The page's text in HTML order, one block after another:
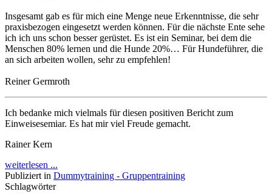
Insgesamt gab es für mich eine Menge neue Erkenntnisse, die sehr
praxisbezogen eingesetzt werden können. Für die nächste Ente sehe
ich ich uns schon besser gerüstet. Es ist ein Seminar, bei dem die
Menschen 80% lernen und die Hunde 20%… Für Hundeführer, die
an sich arbeiten wollen, sehr zu empfehlen!
Reiner Germroth
Ich bedanke mich vielmals für diesen positiven Bericht zum
Einweisesemiar. Es hat mir viel Freude gemacht.
Rainer Kern
weiterlesen ...
Publiziert in Dummytraining - Gruppentraining
Schlagwörter